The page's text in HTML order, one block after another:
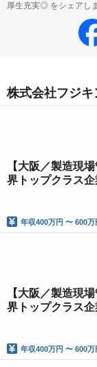
厚生充実◎ をシェアし
株式会社フジキ
【大阪／製造現
界トップクラス
年収400万円 〜 600万
【大阪／製造現
界トップクラス
年収400万円 〜 600万